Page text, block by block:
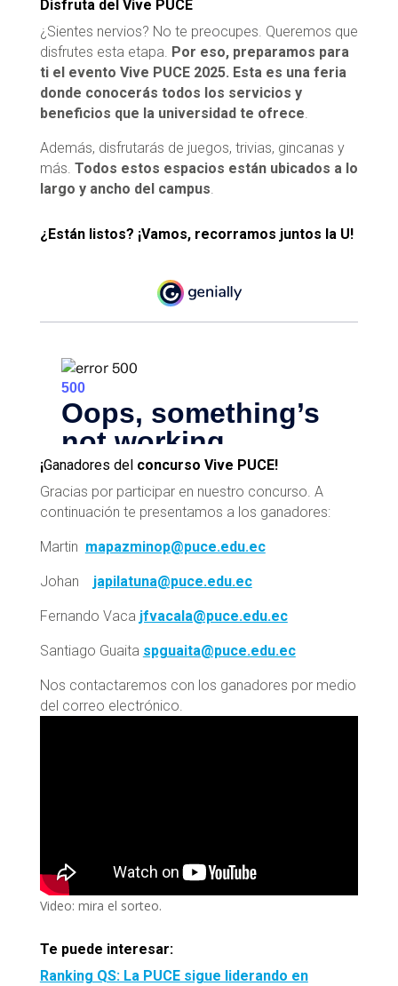
Disfruta del Vive PUCE
¿Sientes nervios? No te preocupes. Queremos que
disfrutes esta etapa. Por eso, preparamos para
ti el evento Vive PUCE 2025. Esta es una feria
donde conocerás todos los servicios y
beneficios que la universidad te ofrece.
Además, disfrutarás de juegos, trivias, gincanas y
más. Todos estos espacios están ubicados a lo
largo y ancho del campus.
¿Están listos? ¡Vamos, recorramos juntos la U!
¡Ganadores del concurso Vive PUCE!
Gracias por participar en nuestro concurso. A
continuación te presentamos a los ganadores:
Martin mapazminop@puce.edu.ec
Johan japilatuna@puce.edu.ec
Fernando Vaca jfvacala@puce.edu.ec
Santiago Guaita spguaita@puce.edu.ec
Nos contactaremos con los ganadores por medio
del correo electrónico.
Video: mira el sorteo.
Te puede interesar:
Ranking QS: La PUCE sigue liderando en